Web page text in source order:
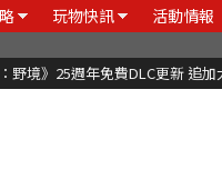
玩物快訊 活動情報
野境》25週年免費DLC更新 追